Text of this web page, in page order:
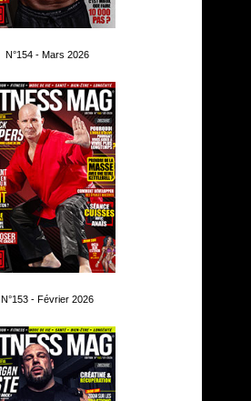
N°154 - Mars 2026
N°153 - Février 2026